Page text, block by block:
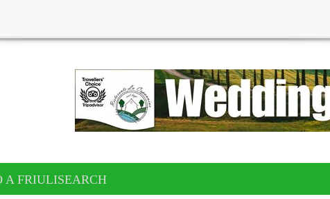
A FRIULISEARCH